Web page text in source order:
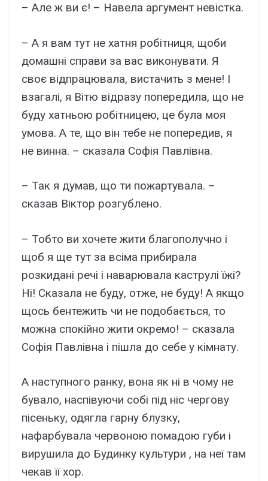
– Але ж ви є! – Навела аргумент невістка.
– А я вам тут не хатня робітниця, щоби
домашні справи за вас виконувати. Я
своє відпрацювала, вистачить з мене! І
взагалі, я Вітю відразу попередила, що не
буду хатньою робітницею, це була моя
умова. А те, що він тебе не попередив, я
не винна. – сказала Софія Павлівна.
– Так я думав, що ти пожартувала. –
сказав Віктор розгублено.
– Тобто ви хочете жити благополучно і
щоб я ще тут за всіма прибирала
розкидані речі і наварювала каструлі їжі?
Ні! Сказала не буду, отже, не буду! А якщо
щось бентежить чи не подобається, то
можна спокійно жити окремо! – сказала
Софія Павлівна і пішла до себе у кімнату.
А наступного ранку, вона як ні в чому не
бувало, наспівуючи собі під ніс чергову
пісеньку, одягла гарну блузку,
нафарбувала червоною помадою губи і
вирушила до Будинку культури , на неї там
чекав її хор.